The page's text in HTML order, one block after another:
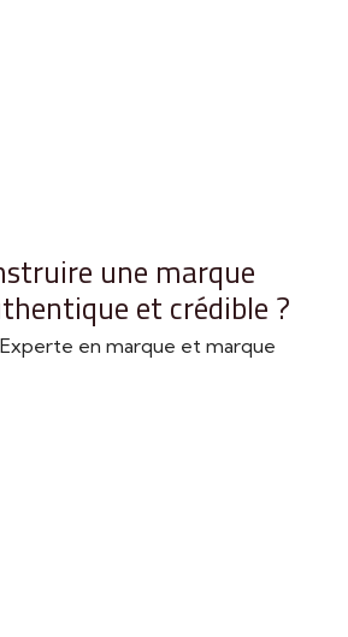
une marque
et crédible ?
Experte en marque et marque